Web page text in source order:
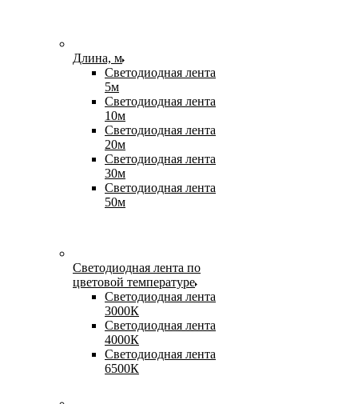
Длина, м
Светодиодная лента
5м
Светодиодная лента
10м
Светодиодная лента
20м
Светодиодная лента
30м
Светодиодная лента
50м
Светодиодная лента по
цветовой температуре
Светодиодная лента
3000К
Светодиодная лента
4000К
Светодиодная лента
6500К